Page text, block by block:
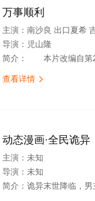
万事顺利
主演： 南沙良 出口夏希
导演： 児山隆
简介：
本片改编自第28届松本清张赏受赏作一人特喜爱探险，去原始森林，听说有毒蛇，于是带
查看详情 
动态漫画·全民诡异
主演： 未知
导演： 未知
简介： 诡异末世降临，男主角陈木携万亿诡币重生，开局直接化身天使投资人，当其